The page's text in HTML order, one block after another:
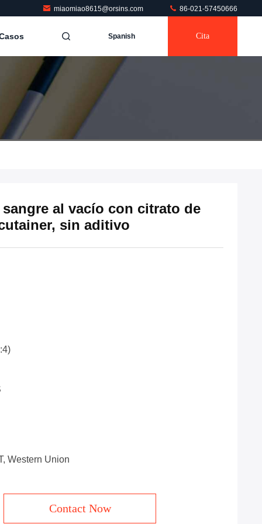
miaomiao8615@orsins.com 86-021-57450666
Spanish Cita
al vacío con citrato de
sin aditivo
Western Union
Contact Now